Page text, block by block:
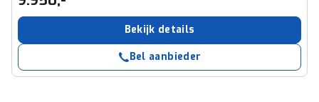
Bekijk details
Bel aanbieder